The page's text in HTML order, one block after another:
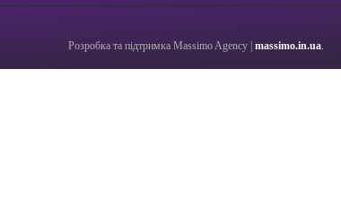
Розробка та підтримка Massimo Agency |massimo.in.ua.